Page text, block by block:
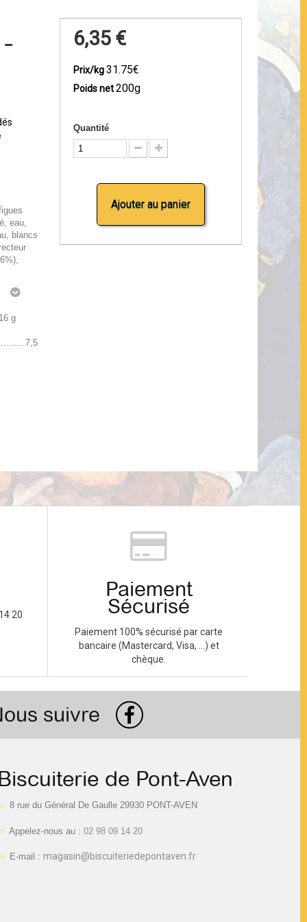
eau,
blancs
g
6,35 €
Prix/kg31.75€
Poids net200g
Quantité
Ajouter au panier
20
Paiement
Sécurisé
Paiement 100% sécurisé par carte
bancaire (Mastercard, Visa, ...) et
chèque.
suivre
de Pont-Aven
8 rue du Général De Gaulle 29930 PONT-AVEN
Appelez-nous au : 02 98 09 14 20
E-mail : magasin@biscuiteriedepontaven.fr